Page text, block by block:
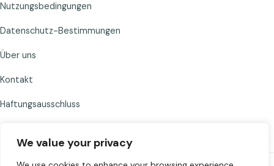
We value your privacy
Nutzungsbedingungen
Datenschutz-Bestimmungen
Über uns
Kontakt
Haftungsausschluss